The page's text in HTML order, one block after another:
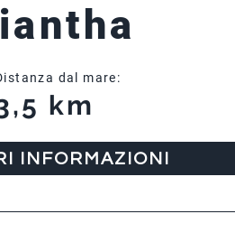
dal mare:
km
INFORMAZIONI